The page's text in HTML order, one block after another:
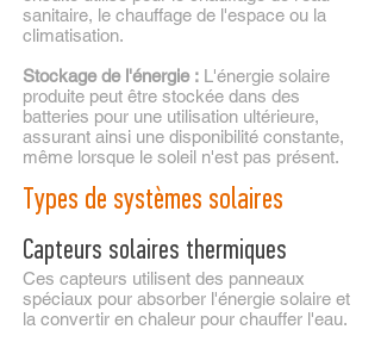
sanitaire, le chauffage de l'espace ou la
climatisation.
Stockage de l'énergie : L'énergie solaire
produite peut être stockée dans des
batteries pour une utilisation ultérieure,
assurant ainsi une disponibilité constante,
même lorsque le soleil n'est pas présent.
Types de systèmes solaires
Capteurs solaires thermiques
Ces capteurs utilisent des panneaux
spéciaux pour absorber l'énergie solaire et
la convertir en chaleur pour chauffer l'eau.